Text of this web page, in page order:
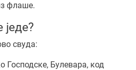
флаше.
једе?
свуда:
Господске, Булевара, код